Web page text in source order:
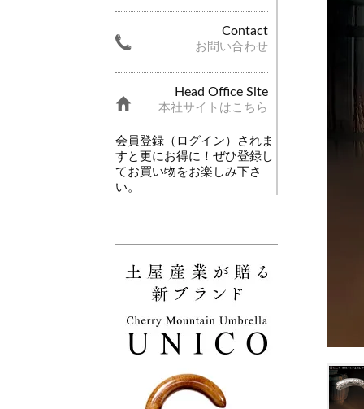
Contact
お問い合わせ
Head Office Site
本社サイトはこちら
会員登録（ログイン）されま
すと更にお得に！ぜひ登録し
てお買い物をお楽しみ下さ
い。